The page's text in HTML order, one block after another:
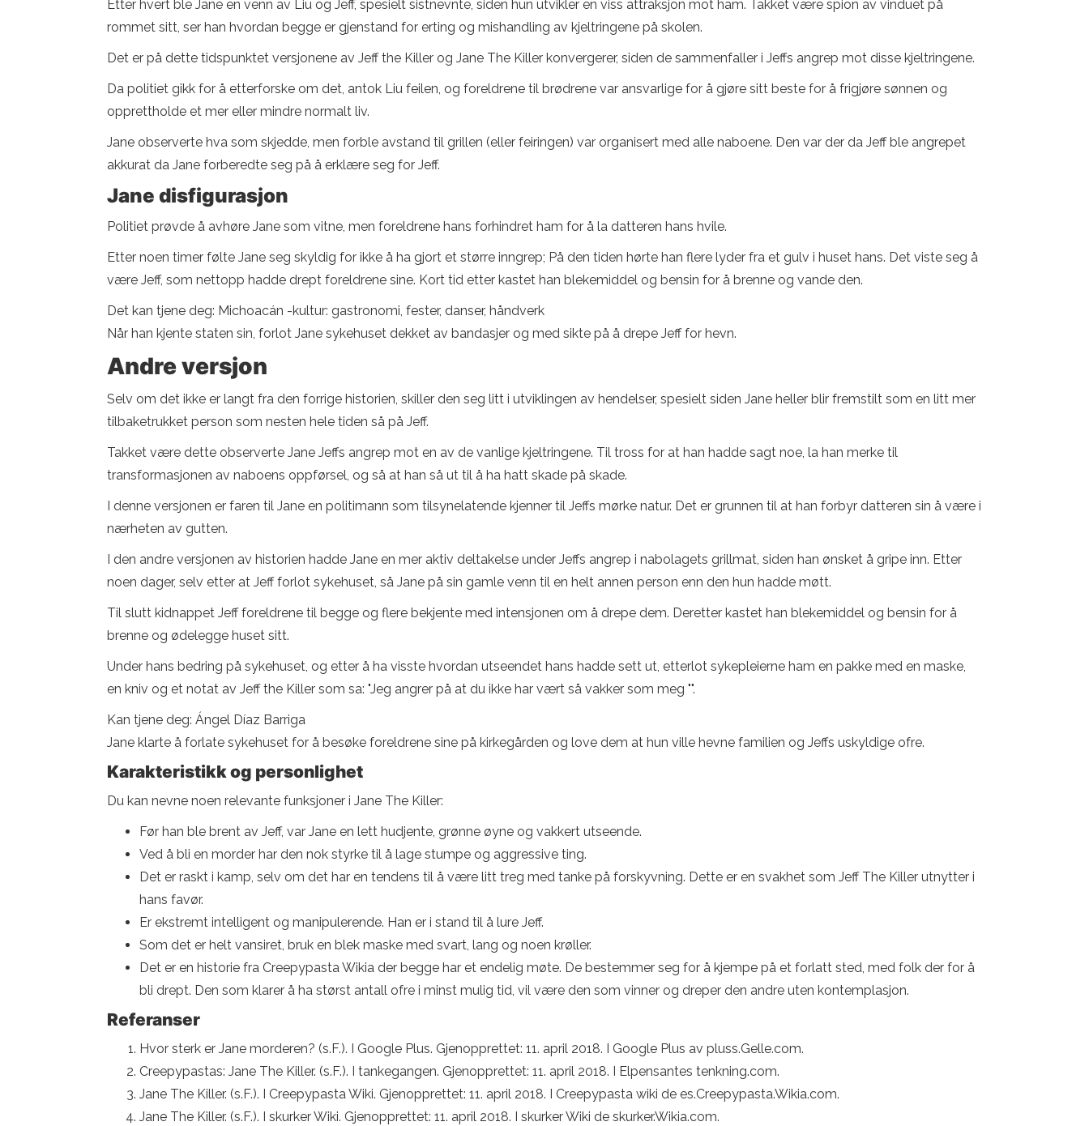
Etter hvert ble Jane en venn av Liu og Jeff, spesielt sistnevnte, siden hun utvikler en viss attraksjon mot ham. Takket være spion av vinduet på
rommet sitt, ser han hvordan begge er gjenstand for erting og mishandling av kjeltringene på skolen.
Det er på dette tidspunktet versjonene av Jeff the Killer og Jane The Killer konvergerer, siden de sammenfaller i Jeffs angrep mot disse kjeltringene.
Da politiet gikk for å etterforske om det, antok Liu feilen, og foreldrene til brødrene var ansvarlige for å gjøre sitt beste for å frigjøre sønnen og
opprettholde et mer eller mindre normalt liv.
Jane observerte hva som skjedde, men forble avstand til grillen (eller feiringen) var organisert med alle naboene. Den var der da Jeff ble angrepet
akkurat da Jane forberedte seg på å erklære seg for Jeff.
Jane disfigurasjon
Politiet prøvde å avhøre Jane som vitne, men foreldrene hans forhindret ham for å la datteren hans hvile.
Etter noen timer følte Jane seg skyldig for ikke å ha gjort et større inngrep; På den tiden hørte han flere lyder fra et gulv i huset hans. Det viste seg å
være Jeff, som nettopp hadde drept foreldrene sine. Kort tid etter kastet han blekemiddel og bensin for å brenne og vande den.
Det kan tjene deg: Michoacán -kultur: gastronomi, fester, danser, håndverk
Når han kjente staten sin, forlot Jane sykehuset dekket av bandasjer og med sikte på å drepe Jeff for hevn.
Andre versjon
Selv om det ikke er langt fra den forrige historien, skiller den seg litt i utviklingen av hendelser, spesielt siden Jane heller blir fremstilt som en litt mer
tilbaketrukket person som nesten hele tiden så på Jeff.
Takket være dette observerte Jane Jeffs angrep mot en av de vanlige kjeltringene. Til tross for at han hadde sagt noe, la han merke til
transformasjonen av naboens oppførsel, og så at han så ut til å ha hatt skade på skade.
I denne versjonen er faren til Jane en politimann som tilsynelatende kjenner til Jeffs mørke natur. Det er grunnen til at han forbyr datteren sin å være i
nærheten av gutten.
I den andre versjonen av historien hadde Jane en mer aktiv deltakelse under Jeffs angrep i nabolagets grillmat, siden han ønsket å gripe inn. Etter
noen dager, selv etter at Jeff forlot sykehuset, så Jane på sin gamle venn til en helt annen person enn den hun hadde møtt.
Til slutt kidnappet Jeff foreldrene til begge og flere bekjente med intensjonen om å drepe dem. Deretter kastet han blekemiddel og bensin for å
brenne og ødelegge huset sitt.
Under hans bedring på sykehuset, og etter å ha visste hvordan utseendet hans hadde sett ut, etterlot sykepleierne ham en pakke med en maske,
en kniv og et notat av Jeff the Killer som sa: "Jeg angrer på at du ikke har vært så vakker som meg "".
Kan tjene deg: Ángel Díaz Barriga
Jane klarte å forlate sykehuset for å besøke foreldrene sine på kirkegården og love dem at hun ville hevne familien og Jeffs uskyldige ofre.
Karakteristikk og personlighet
Du kan nevne noen relevante funksjoner i Jane The Killer:
Før han ble brent av Jeff, var Jane en lett hudjente, grønne øyne og vakkert utseende.
Ved å bli en morder har den nok styrke til å lage stumpe og aggressive ting.
Det er raskt i kamp, ​​selv om det har en tendens til å være litt treg med tanke på forskyvning. Dette er en svakhet som Jeff The Killer utnytter i
hans favør.
Er ekstremt intelligent og manipulerende. Han er i stand til å lure Jeff.
Som det er helt vansiret, bruk en blek maske med svart, lang og noen krøller.
Det er en historie fra Creepypasta Wikia der begge har et endelig møte. De bestemmer seg for å kjempe på et forlatt sted, med folk der for å
bli drept. Den som klarer å ha størst antall ofre i minst mulig tid, vil være den som vinner og dreper den andre uten kontemplasjon.
Referanser
Hvor sterk er Jane morderen? (s.F.). I Google Plus. Gjenopprettet: 11. april 2018. I Google Plus av pluss.Gelle.com.
Creepypastas: Jane The Killer. (s.F.). I tankegangen. Gjenopprettet: 11. april 2018. I Elpensantes tenkning.com.
Jane The Killer. (s.F.). I Creepypasta Wiki. Gjenopprettet: 11. april 2018. I Creepypasta wiki de es.Creepypasta.Wikia.com.
Jane The Killer. (s.F.). I skurker Wiki. Gjenopprettet: 11. april 2018. I skurker Wiki de skurker.Wikia.com.